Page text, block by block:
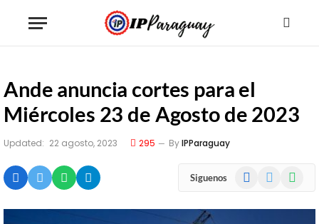
Ande anuncia cortes para el
Miércoles 23 de Agosto de 2023
Updated: 22 agosto, 2023 295 ByIPParaguay
Siguenos Facebook